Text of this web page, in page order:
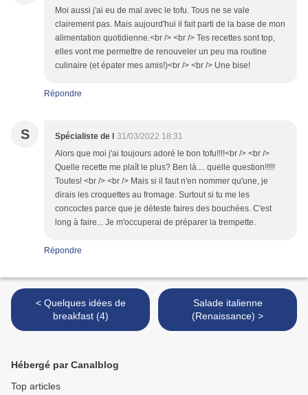
Moi aussi j'ai eu de mal avec le tofu. Tous ne se vale
clairement pas. Mais aujourd'hui il fait parti de la base de mon
alimentation quotidienne.<br /> <br /> Tes recettes sont top,
elles vont me permettre de renouveler un peu ma routine
culinaire (et épater mes amis!)<br /> <br /> Une bise!
Répondre
S Spécialiste de l
31/03/2022 18:31
Alors que moi j'ai toujours adoré le bon tofu!!!!<br /> <br />
Quelle recette me plaît le plus? Ben là.... quelle question!!!!!
Toutes! <br /> <br /> Mais si il faut n'en nommer qu'une, je
dirais les croquettes au fromage. Surtout si tu me les
concoctes parce que je déteste faires des bouchées. C'est
long à faire... Je m'occuperai de préparer la trempette.
Répondre
< Quelques idées de
breakfast (4)
Salade italienne
(Renaissance) >
Hébergé par Canalblog
Top articles